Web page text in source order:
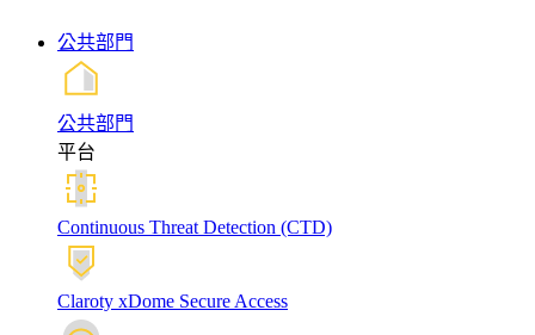
公共部門
公共部門
平台
Continuous Threat Detection (CTD)
Claroty xDome Secure Access